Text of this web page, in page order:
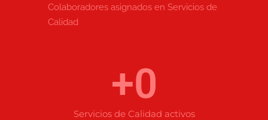
Colaboradores asignados en Servicios de
Calidad
Servicios de Calidad activos
+0